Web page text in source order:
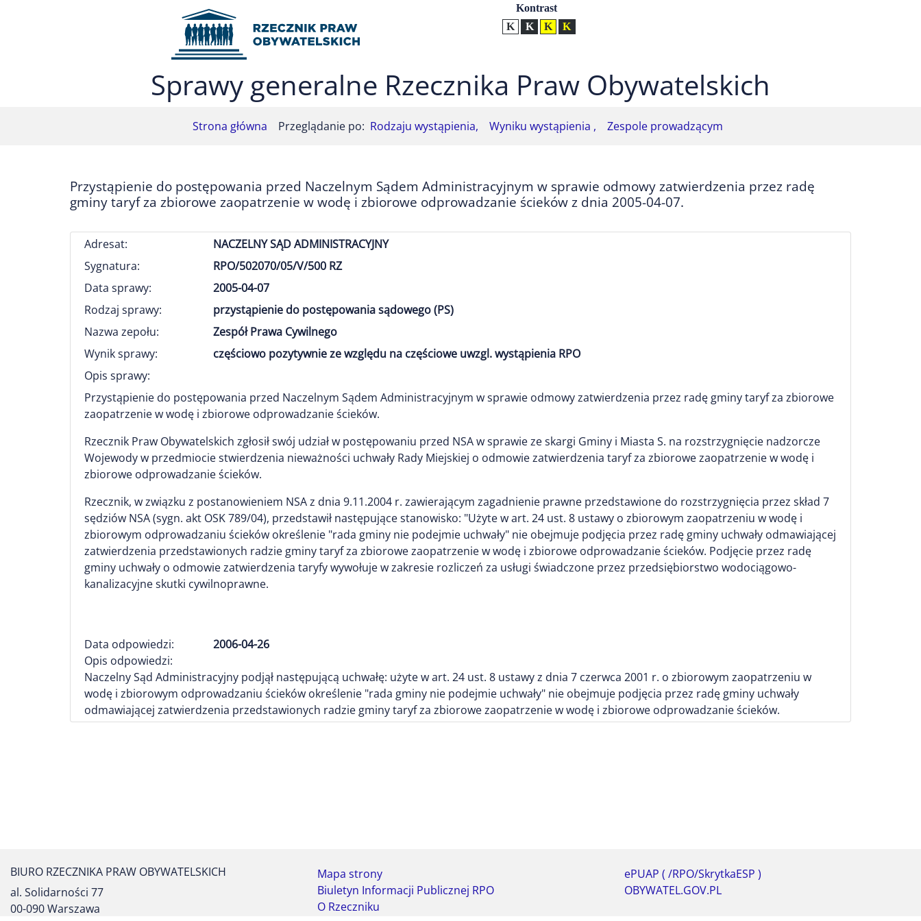
Przejdź do menu głównego (nacisnij Enter)
Przejdź do mapy serwisu (nacisnij Enter) UstawieniaKontrast
Kontrast normalny
Kontrast biały tekst na czarnym
Kontrast czarny tekst na żółtym
Sprawy generalne Rzecznika Praw Obywatelskich
Strona główna Przeglądanie po: Rodzaju wystąpienia, Wyniku wystąpienia , Zespole prowadzącym
Przystąpienie do postępowania przed Naczelnym Sądem Administracyjnym w sprawie odmowy zatwierdzenia przez radę
gminy taryf za zbiorowe zaopatrzenie w wodę i zbiorowe odprowadzanie ścieków z dnia 2005-04-07.
Adresat:
NACZELNY SĄD ADMINISTRACYJNY
Sygnatura:
RPO/502070/05/V/500 RZ
Data sprawy:
2005-04-07
Rodzaj sprawy:
przystąpienie do postępowania sądowego (PS)
Nazwa zepołu:
Zespół Prawa Cywilnego
Wynik sprawy:
częściowo pozytywnie ze względu na częściowe uwzgl. wystąpienia RPO
Opis sprawy:
Przystąpienie do postępowania przed Naczelnym Sądem Administracyjnym w sprawie odmowy zatwierdzenia przez radę gminy taryf za zbiorowe
zaopatrzenie w wodę i zbiorowe odprowadzanie ścieków.
Rzecznik Praw Obywatelskich zgłosił swój udział w postępowaniu przed NSA w sprawie ze skargi Gminy i Miasta S. na rozstrzygnięcie nadzorcze
Wojewody w przedmiocie stwierdzenia nieważności uchwały Rady Miejskiej o odmowie zatwierdzenia taryf za zbiorowe zaopatrzenie w wodę i
zbiorowe odprowadzanie ścieków.
Rzecznik, w związku z postanowieniem NSA z dnia 9.11.2004 r. zawierającym zagadnienie prawne przedstawione do rozstrzygnięcia przez skład 7
sędziów NSA (sygn. akt OSK 789/04), przedstawił następujące stanowisko: "Użyte w art. 24 ust. 8 ustawy o zbiorowym zaopatrzeniu w wodę i
zbiorowym odprowadzaniu ścieków określenie "rada gminy nie podejmie uchwały" nie obejmuje podjęcia przez radę gminy uchwały odmawiającej
zatwierdzenia przedstawionych radzie gminy taryf za zbiorowe zaopatrzenie w wodę i zbiorowe odprowadzanie ścieków. Podjęcie przez radę
gminy uchwały o odmowie zatwierdzenia taryfy wywołuje w zakresie rozliczeń za usługi świadczone przez przedsiębiorstwo wodociągowo-
kanalizacyjne skutki cywilnoprawne.
Data odpowiedzi:
2006-04-26
Opis odpowiedzi:
Naczelny Sąd Administracyjny podjął następującą uchwałę: użyte w art. 24 ust. 8 ustawy z dnia 7 czerwca 2001 r. o zbiorowym zaopatrzeniu w
wodę i zbiorowym odprowadzaniu ścieków określenie "rada gminy nie podejmie uchwały" nie obejmuje podjęcia przez radę gminy uchwały
odmawiającej zatwierdzenia przedstawionych radzie gminy taryf za zbiorowe zaopatrzenie w wodę i zbiorowe odprowadzanie ścieków.
BIURO RZECZNIKA PRAW OBYWATELSKICH
al. Solidarności 77
00-090 Warszawa
Mapa strony
Biuletyn Informacji Publicznej RPO
O Rzeczniku
ePUAP ( /RPO/SkrytkaESP )
OBYWATEL.GOV.PL